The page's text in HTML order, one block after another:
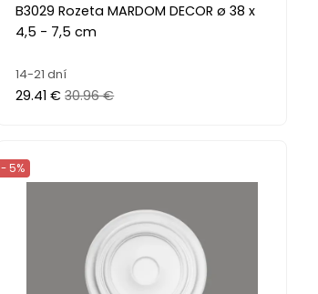
B3029 Rozeta MARDOM DECOR ø 38 x
4,5 - 7,5 cm
14-21 dní
29.41 € 30.96 €
- 5%